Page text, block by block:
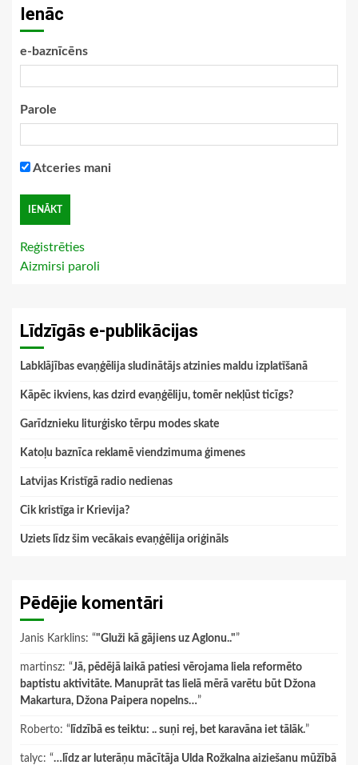
Ienāc
e-baznīcēns
Parole
Atceries mani
Reģistrēties
Aizmirsi paroli
Līdzīgās e-publikācijas
Labklājības evaņģēlija sludinātājs atzinies maldu izplatīšanā
Kāpēc ikviens, kas dzird evaņģēliju, tomēr nekļūst ticīgs?
Garīdznieku liturģisko tērpu modes skate
Katoļu baznīca reklamē viendzimuma ģimenes
Latvijas Kristīgā radio nedienas
Cik kristīga ir Krievija?
Uziets līdz šim vecākais evaņģēlija oriģināls
Pēdējie komentāri
Janis Karklins: “"Gluži kā gājiens uz Aglonu.."”
martinsz: “Jā, pēdējā laikā patiesi vērojama liela reformēto
baptistu aktivitāte. Manuprāt tas lielā mērā varētu būt Džona
Makartura, Džona Paipera nopelns…”
Roberto: “ līdzībā es teiktu: .. suņi rej, bet karavāna iet tālāk.”
talyc: “…līdz ar luterāņu mācītāja Ulda Rožkalna aiziešanu mūžībā